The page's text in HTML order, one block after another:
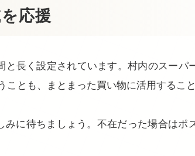
応援
と長く設定されています。村内のスーパ
ことも、まとまった買い物に活用するこ
に待ちましょう。不在だった場合はポ